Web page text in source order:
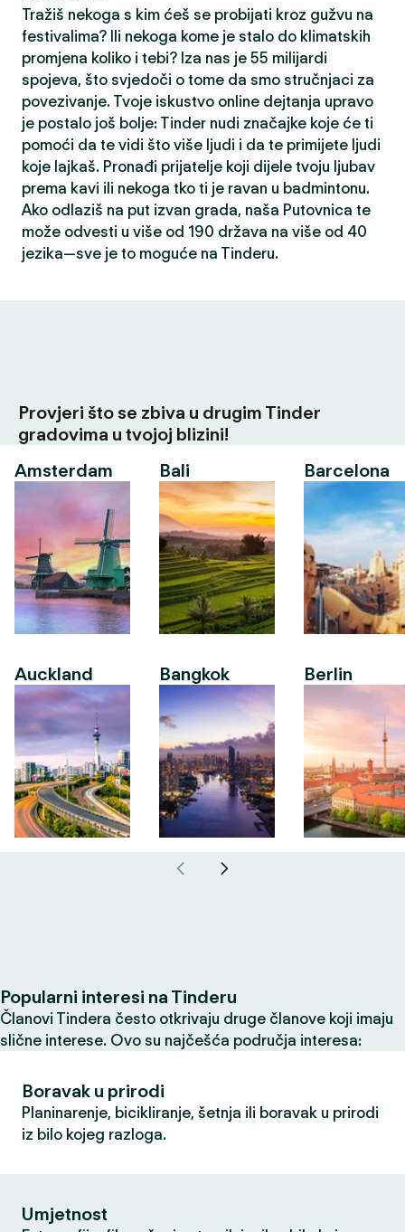
Tražiš nekoga s kim ćeš se probijati kroz gužvu na
festivalima? Ili nekoga kome je stalo do klimatskih
promjena koliko i tebi? Iza nas je 55 milijardi
spojeva, što svjedoči o tome da smo stručnjaci za
povezivanje. Tvoje iskustvo online dejtanja upravo
je postalo još bolje: Tinder nudi značajke koje će ti
pomoći da te vidi što više ljudi i da te primijete ljudi
koje lajkaš. Pronađi prijatelje koji dijele tvoju ljubav
prema kavi ili nekoga tko ti je ravan u badmintonu.
Ako odlaziš na put izvan grada, naša Putovnica te
može odvesti u više od 190 država na više od 40
jezika—sve je to moguće na Tinderu.
Provjeri što se zbiva u drugim Tinder
gradovima u tvojoj blizini!
Amsterdam
Auckland
Bali
Bangkok
Barcelona
Berlin
Popularni interesi na Tinderu
Članovi Tindera često otkrivaju druge članove koji imaju
slične interese. Ovo su najčešća područja interesa:
Boravak u prirodi
Planinarenje, bicikliranje, šetnja ili boravak u prirodi
iz bilo kojeg razloga.
Umjetnost